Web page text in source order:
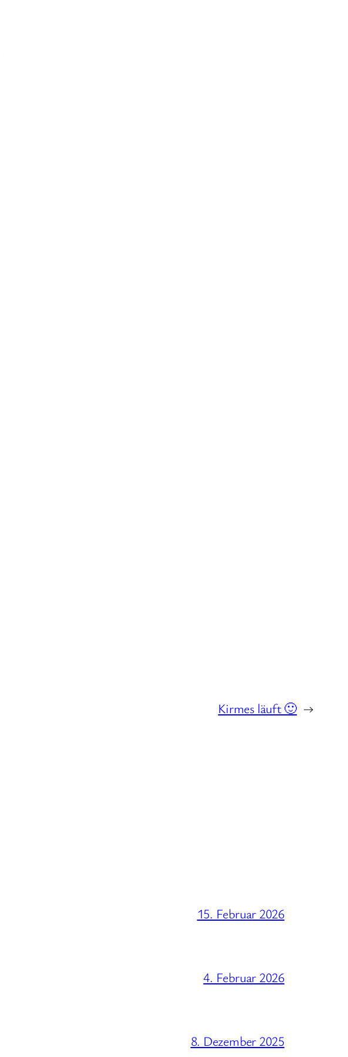
Kirmes läuft 🙂 →
15. Februar 2026
4. Februar 2026
8. Dezember 2025